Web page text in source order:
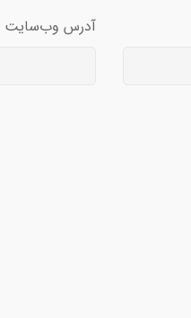
آدرس وب‌سایت